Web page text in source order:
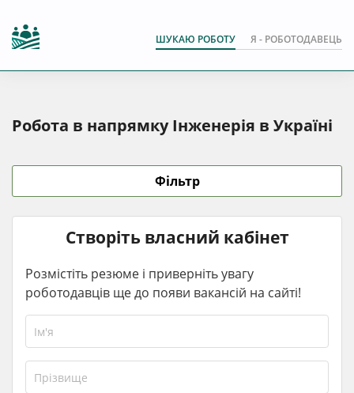
ШУКАЮ РОБОТУ Я - РОБОТОДАВЕЦЬ
Робота в напрямку Інженерія в Україні
Фільтр
Створіть власний кабінет
Розмістіть резюме і приверніть увагу
роботодавців ще до появи вакансій на сайті!